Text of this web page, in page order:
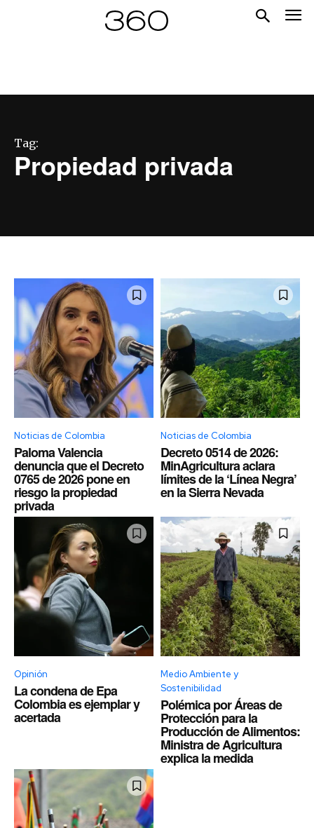
Tag:
Propiedad privada
Noticias de Colombia
Paloma Valencia
denuncia que el Decreto
0765 de 2026 pone en
riesgo la propiedad
privada
Noticias de Colombia
Decreto 0514 de 2026:
MinAgricultura aclara
límites de la ‘Línea Negra’
en la Sierra Nevada
Opinión
La condena de Epa
Colombia es ejemplar y
acertada
Medio Ambiente y
Sostenibilidad
Polémica por Áreas de
Protección para la
Producción de Alimentos:
Ministra de Agricultura
explica la medida